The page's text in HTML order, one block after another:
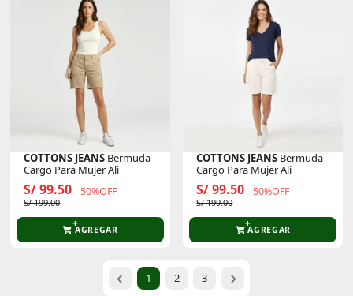
COTTONS JEANS Bermuda
Cargo Para Mujer Ali
S/ 99.50 50%OFF
S/ 199.00
AGREGAR
COTTONS JEANS Bermuda
Cargo Para Mujer Ali
S/ 99.50 50%OFF
S/ 199.00
AGREGAR
1 2 3